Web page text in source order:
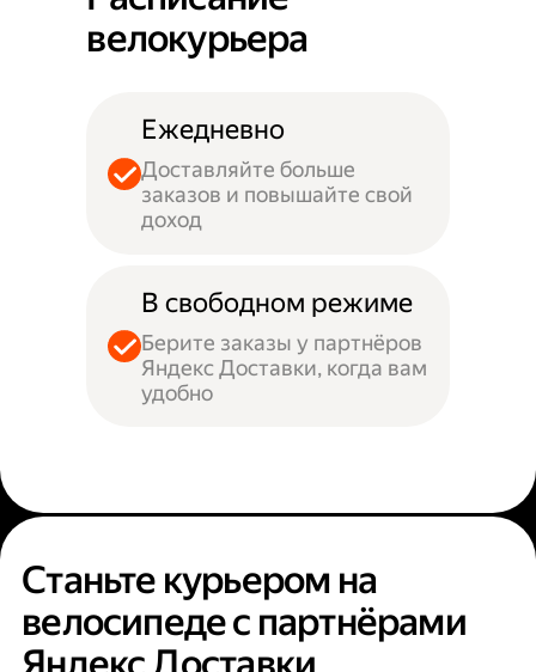
велокурьера
Ежедневно
Доставляйте больше
заказов и повышайте свой
доход
В свободном режиме
Берите заказы у партнёров
Яндекс Доставки, когда вам
удобно
Станьте курьером на
велосипеде с партнёрами